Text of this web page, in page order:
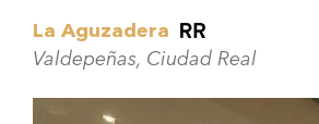
La Aguzadera
Valdepeñas, Ciudad Real